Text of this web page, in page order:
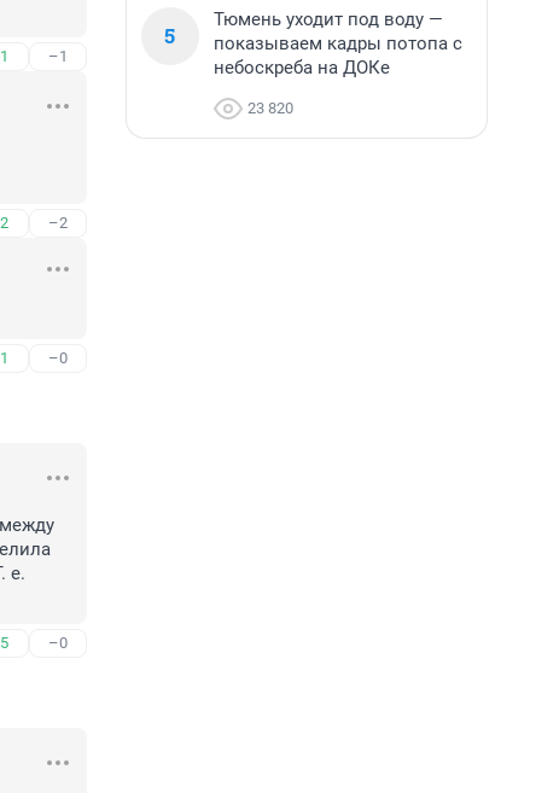
–1
–2
–0
е.
–0
5
Тюмень уходит под воду —
показываем кадры потопа с
небоскреба на ДОКе
23 820